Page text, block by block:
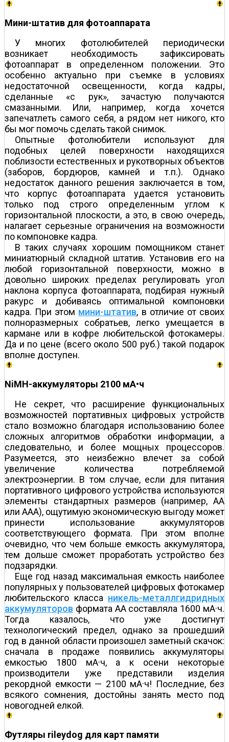
Мини-штатив для фотоаппарата
У многих фотолюбителей периодически
возникает необходимость зафиксировать
фотоаппарат в определенном положении. Это
особенно актуально при съемке в условиях
недостаточной освещенности, когда кадры,
сделанные «с рук», зачастую получаются
смазанными. Или, например, когда хочется
запечатлеть самого себя, а рядом нет никого, кто
бы мог помочь сделать такой снимок.
Опытные фотолюбители используют для
подобных целей поверхности находящихся
поблизости естественных и рукотворных объектов
(заборов, бордюров, камней и т.п.). Однако
недостаток данного решения заключается в том,
что корпус фотоаппарата удается установить
только под строго определенным углом к
горизонтальной плоскости, а это, в свою очередь,
налагает серьезные ограничения на возможности
по компоновке кадра.
В таких случаях хорошим помощником станет
миниатюрный складной штатив. Установив его на
любой горизонтальной поверхности, можно в
довольно широких пределах регулировать угол
наклона корпуса фотоаппарата, подбирая нужный
ракурс и добиваясь оптимальной компоновки
кадра. При этом мини-штатив, в отличие от своих
полноразмерных собратьев, легко умещается в
кармане или в кофре любительской фотокамеры.
Да и по цене (всего около 500 руб.) такой подарок
вполне доступен.
NiMH-аккумуляторы 2100 мА•ч
Не секрет, что расширение функциональных
возможностей портативных цифровых устройств
стало возможно благодаря использованию более
сложных алгоритмов обработки информации, а
следовательно, и более мощных процессоров.
Разумеется, это неизбежно влечет за собой
увеличение количества потребляемой
электроэнергии. В том случае, если для питания
портативного цифрового устройства используются
элементы стандартных размеров (например, АА
или ААА), ощутимую экономическую выгоду может
принести использование аккумуляторов
соответствующего формата. При этом вполне
очевидно, что чем больше емкость аккумулятора,
тем дольше сможет проработать устройство без
подзарядки.
Еще год назад максимальная емкость наиболее
популярных у пользователей цифровых фотокамер
любительского класса никель-металлгидридных
аккумуляторов формата АА составляла 1600 мА·ч.
Тогда казалось, что уже достигнут
технологический предел, однако за прошедший
год в данной области произошел заметный скачок:
сначала в продаже появились аккумуляторы
емкостью 1800 мА·ч, а к осени некоторые
производители уже представили изделия
рекордной емкости — 2100 мА·ч! Последние, без
всякого сомнения, достойны занять место под
новогодней елкой.
Футляры rileydog для карт памяти